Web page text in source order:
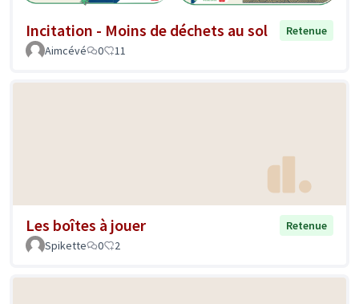
Incitation - Moins de déchets au sol
Retenue
Aimcévé
0 11
Les boîtes à jouer
Retenue
Spikette
0 2